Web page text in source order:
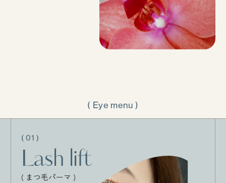
( Eye menu )
( 01 )
Lash lift
( まつ毛パーマ )